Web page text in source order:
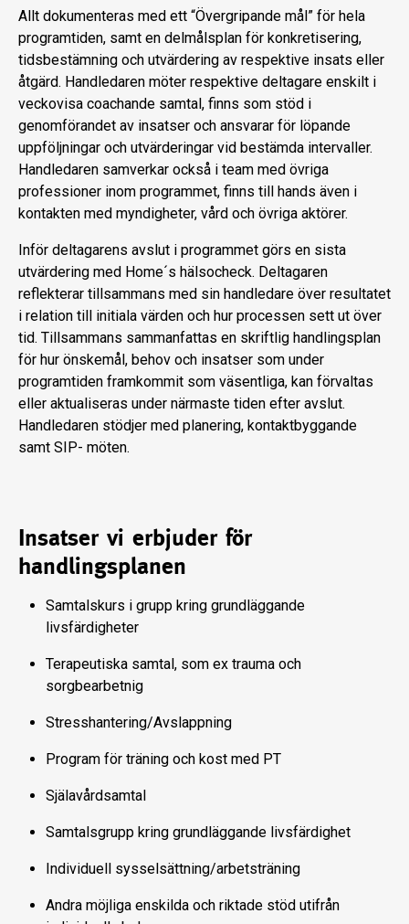
Allt dokumenteras med ett “Övergripande mål” för hela
programtiden, samt en delmålsplan för konkretisering,
tidsbestämning och utvärdering av respektive insats eller
åtgärd. Handledaren möter respektive deltagare enskilt i
veckovisa coachande samtal, finns som stöd i
genomförandet av insatser och ansvarar för löpande
uppföljningar och utvärderingar vid bestämda intervaller.
Handledaren samverkar också i team med övriga
professioner inom programmet, finns till hands även i
kontakten med myndigheter, vård och övriga aktörer.
Inför deltagarens avslut i programmet görs en sista
utvärdering med Home´s hälsocheck. Deltagaren
reflekterar tillsammans med sin handledare över resultatet
i relation till initiala värden och hur processen sett ut över
tid. Tillsammans sammanfattas en skriftlig handlingsplan
för hur önskemål, behov och insatser som under
programtiden framkommit som väsentliga, kan förvaltas
eller aktualiseras under närmaste tiden efter avslut.
Handledaren stödjer med planering, kontaktbyggande
samt SIP- möten.
Insatser vi erbjuder för
handlingsplanen
Samtalskurs i grupp kring grundläggande
livsfärdigheter
Terapeutiska samtal, som ex trauma och
sorgbearbetnig
Stresshantering/Avslappning
Program för träning och kost med PT
Själavårdsamtal
Samtalsgrupp kring grundläggande livsfärdighet
Individuell sysselsättning/arbetsträning
Andra möjliga enskilda och riktade stöd utifrån